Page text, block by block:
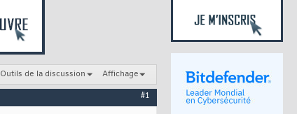
Outils de la discussion Affichage
#1